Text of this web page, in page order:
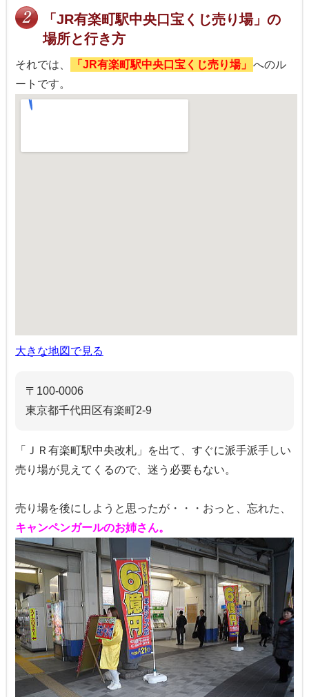
「JR有楽町駅中央口宝くじ売り場」の
場所と行き方
それでは、 「JR有楽町駅中央口宝くじ売り場」 へのル
ートです。
大きな地図で見る
〒100-0006
東京都千代田区有楽町2-9
「ＪＲ有楽町駅中央改札」を出て、すぐに派手派手しい
売り場が見えてくるので、迷う必要もない。
売り場を後にしようと思ったが・・・おっと、忘れた、
キャンペンガールのお姉さん。